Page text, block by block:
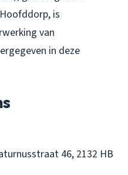
is
van
in deze
46, 2132 HB